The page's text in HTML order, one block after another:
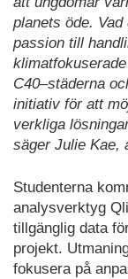
planets öde.
passion till
C40–städerna
initiativ för att
verkliga
säger Julie Kae,
Studenterna
analysverktyg
tillgänglig data
projekt.
fokusera på